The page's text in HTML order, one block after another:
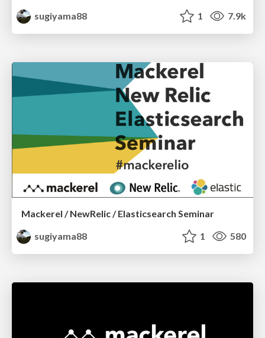
sugiyama88
1 7.9k
Mackerel / NewRelic / Elasticsearch Seminar
sugiyama88
1 580